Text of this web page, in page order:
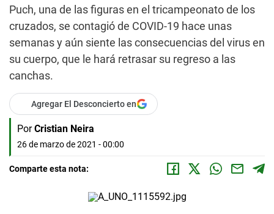
Puch, una de las figuras en el tricampeonato de los
cruzados, se contagió de COVID-19 hace unas
semanas y aún siente las consecuencias del virus en
su cuerpo, que le hará retrasar su regreso a las
canchas.
Agregar El Desconcierto en
Por Cristian Neira
26 de marzo de 2021 - 00:00
Comparte esta nota: